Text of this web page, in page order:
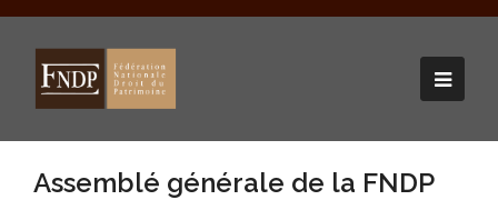
Assemblé générale de la FNDP